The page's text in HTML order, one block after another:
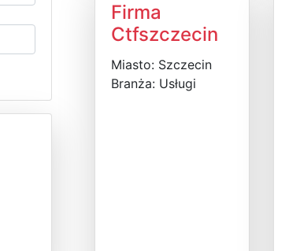
Firma
Ctfszczecin
Miasto: Szczecin
Branża: Usługi